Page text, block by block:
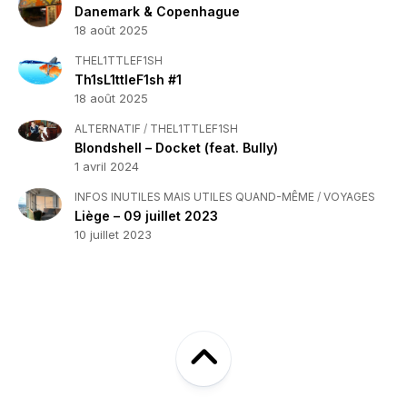
Danemark & Copenhague
18 août 2025
THEL1TTLEF1SH
Th1sL1ttleF1sh #1
18 août 2025
ALTERNATIF / THEL1TTLEF1SH
Blondshell – Docket (feat. Bully)
1 avril 2024
INFOS INUTILES MAIS UTILES QUAND-MÊME / VOYAGES
Liège – 09 juillet 2023
10 juillet 2023